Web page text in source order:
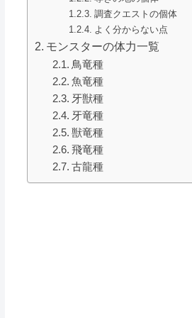
調査クエストの個体
よく分からない点
モンスターの体力一覧
鳥竜種
魚竜種
牙獣種
牙竜種
獣竜種
飛竜種
古龍種